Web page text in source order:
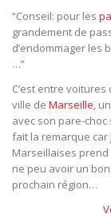
“Conseil: pour les
grandement de
d’endommager les
…”
C’est entre
ville de Marseille,
avec son pare-
fait la remarque car
Marseillaises
ne peu avoir un
prochain région…